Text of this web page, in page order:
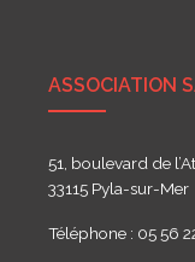
ASSOCIATION
51, boulevard de
33115 Pyla-sur-Mer
Téléphone : 05 56